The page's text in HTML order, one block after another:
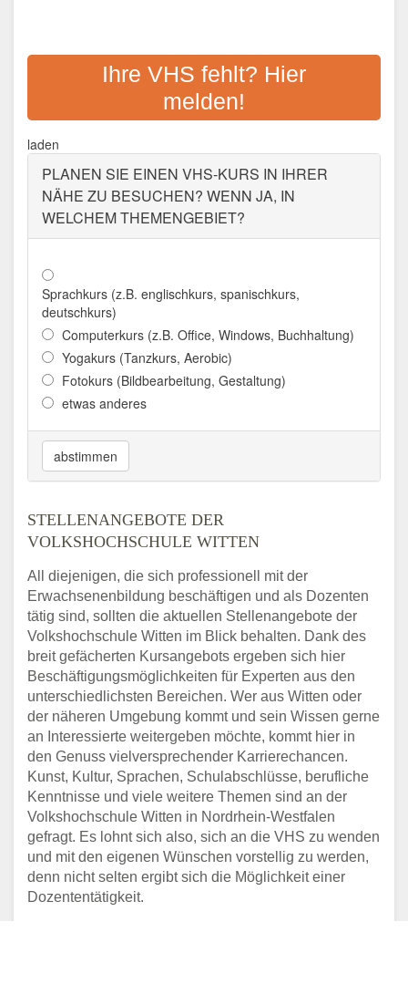
VHS-ZWECKVERBAND
WITTEN - WETTER -
HERDECKE
Ihre VHS fehlt? Hier
melden!
laden
PLANEN SIE EINEN VHS-KURS IN IHRER
NÄHE ZU BESUCHEN? WENN JA, IN
WELCHEM THEMENGEBIET?
Sprachkurs (z.B. englischkurs, spanischkurs,
deutschkurs)
Computerkurs (z.B. Office, Windows, Buchhaltung)
Yogakurs (Tanzkurs, Aerobic)
Fotokurs (Bildbearbeitung, Gestaltung)
etwas anderes
abstimmen
STELLENANGEBOTE DER
VOLKSHOCHSCHULE WITTEN
All diejenigen, die sich professionell mit der
Erwachsenenbildung beschäftigen und als Dozenten
tätig sind, sollten die aktuellen Stellenangebote der
Volkshochschule Witten im Blick behalten. Dank des
breit gefächerten Kursangebots ergeben sich hier
Beschäftigungsmöglichkeiten für Experten aus den
unterschiedlichsten Bereichen. Wer aus Witten oder
der näheren Umgebung kommt und sein Wissen gerne
an Interessierte weitergeben möchte, kommt hier in
den Genuss vielversprechender Karrierechancen.
Kunst, Kultur, Sprachen, Schulabschlüsse, berufliche
Kenntnisse und viele weitere Themen sind an der
Volkshochschule Witten in Nordrhein-Westfalen
gefragt. Es lohnt sich also, sich an die VHS zu wenden
und mit den eigenen Wünschen vorstellig zu werden,
denn nicht selten ergibt sich die Möglichkeit einer
Dozententätigkeit.